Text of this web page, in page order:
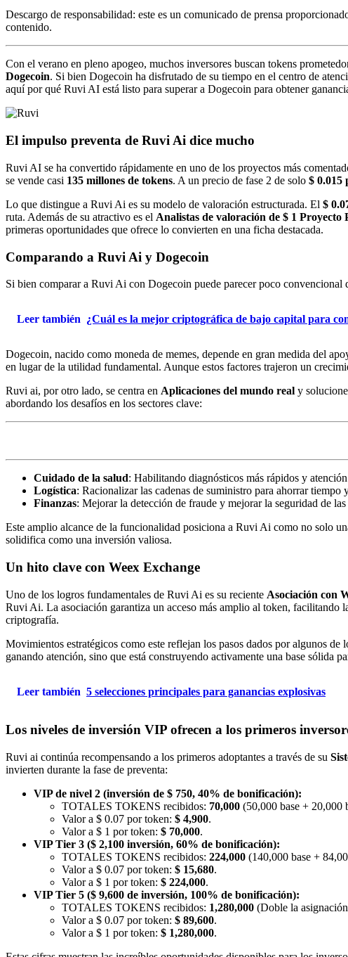
Descargo de responsabilidad: este es un comunicado de prensa
contenido.
Con el verano en pleno apogeo, muchos inversores buscan tokens
Dogecoin. Si bien Dogecoin ha disfrutado de su tiempo en el centro de
aquí por qué Ruvi AI está listo para superar a Dogecoin para obtener
El impulso preventa de Ruvi Ai dice mucho
Ruvi AI se ha convertido rápidamente en uno de los proyectos más
se vende casi 135 millones de tokens. A un precio de fase 2 de solo $ 0.015
Lo que distingue a Ruvi Ai es su modelo de valoración estructurada. El $
ruta. Además de su atractivo es el Analistas de valoración de $ 1 Proyecto
primeras oportunidades que ofrece lo convierten en una ficha destacada.
Comparando a Ruvi Ai y Dogecoin
Si bien comparar a Ruvi Ai con Dogecoin puede parecer poco
Leer también ¿Cuál es la mejor criptográfica de bajo capital para
Dogecoin, nacido como moneda de memes, depende en gran medida del
en lugar de la utilidad fundamental. Aunque estos factores trajeron un
Ruvi ai, por otro lado, se centra en Aplicaciones del mundo real y
abordando los desafíos en los sectores clave:
Cuidado de la salud: Habilitando diagnósticos más rápidos y
Logística: Racionalizar las cadenas de suministro para ahorrar tiempo
Finanzas: Mejorar la detección de fraude y mejorar la seguridad de las
Este amplio alcance de la funcionalidad posiciona a Ruvi Ai como no solo
solidifica como una inversión valiosa.
Un hito clave con Weex Exchange
Uno de los logros fundamentales de Ruvi Ai es su reciente Asociación con
Ruvi Ai. La asociación garantiza un acceso más amplio al token, facilitando
criptografía.
Movimientos estratégicos como este reflejan los pasos dados por algunos
ganando atención, sino que está construyendo activamente una base sólida
Leer también 5 selecciones principales para ganancias explosivas
Los niveles de inversión VIP ofrecen a los primeros
Ruvi ai continúa recompensando a los primeros adoptantes a través de su
invierten durante la fase de preventa:
VIP de nivel 2 (inversión de $ 750, 40% de bonificación):
TOTALES TOKENS recibidos: 70,000 (50,000 base + 20,000
Valor a $ 0.07 por token: $ 4,900.
Valor a $ 1 por token: $ 70,000.
VIP Tier 3 ($ 2,100 inversión, 60% de bonificación):
TOTALES TOKENS recibidos: 224,000 (140,000 base +
Valor a $ 0.07 por token: $ 15,680.
Valor a $ 1 por token: $ 224,000.
VIP Tier 5 ($ 9,600 de inversión, 100% de bonificación):
TOTALES TOKENS recibidos: 1,280,000 (Doble la
Valor a $ 0.07 por token: $ 89,600.
Valor a $ 1 por token: $ 1,280,000.